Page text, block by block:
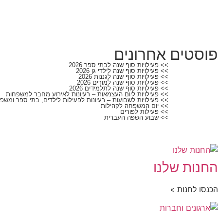
פוסטים אחרונים
>> פעילויות סוף שנה לבתי ספר 2026
>> פעילויות סוף שנה לילדי גן 2026
>> פעילויות סוף שנה לגננות 2026
>> פעילויות סוף שנה למורים 2026
>> פעילויות סוף שנה לתלמידים 2026
>> פעילויות ליום העצמאות – רעיונות לאירוע מחבר למשפחות
>> פעילויות לשבועות – רעיונות לפעילות לילדים, בתי ספר
>> יום המשפחה לקהילות
>> פעילות לפורים
>> שבוע השפה העברית
החנות שלנו
הכנסו לחנות »